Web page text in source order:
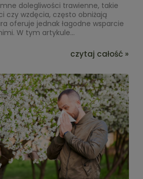
dolegliwości trawienne, takie
czy wzdęcia, często obniżają
oferuje jednak łagodne wsparcie
W tym artykule...
czytaj całość »